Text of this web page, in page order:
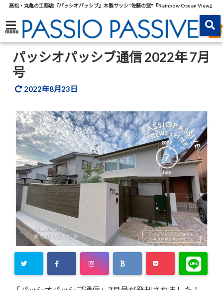
高松・丸亀の工務店『パッシオパッシブ』木製サッシ"佐藤の窓"『Rainbow Ocean View』
menu
パッシオパッシブ通信 2022年 7月
号
2022年8月23日